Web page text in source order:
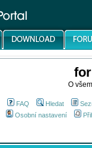
O
FAQ Hledat
Osobní nastavení